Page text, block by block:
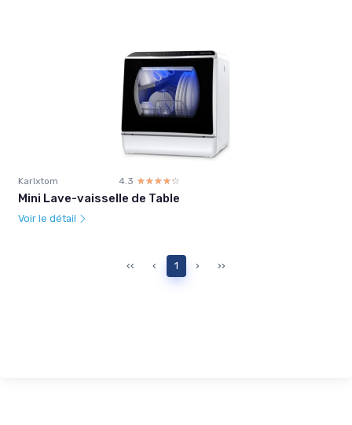
Karlxtom 4.3 ☆☆☆☆☆
★★★★★
Mini Lave-vaisselle de Table
Voir le détail
‹‹ ‹ 1 › ››